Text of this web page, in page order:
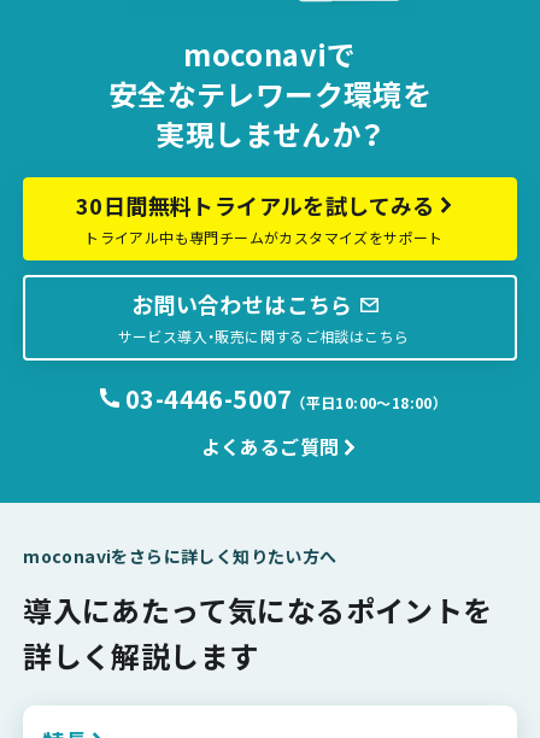
moconaviで
安全なテレワーク環境を
実現しませんか？
30日間無料トライアルを試してみる
トライアル中も専門チームがカスタマイズをサポート
お問い合わせはこちら
サービス導入・販売に関するご相談はこちら
03-4446-5007 （平日10:00〜18:00）
よくあるご質問
moconaviをさらに詳しく知りたい方へ
導入にあたって気になるポイントを
詳しく解説します